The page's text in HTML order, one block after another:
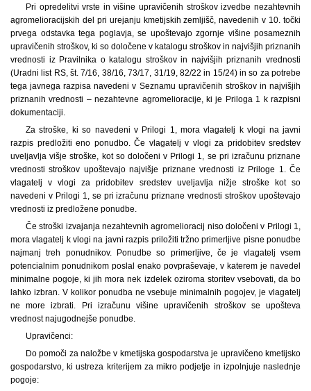
Pri opredelitvi vrste in višine upravičenih stroškov izvedbe nezahtevnih
agromelioracijskih del pri urejanju kmetijskih zemljišč, navedenih v 10. točki
prvega odstavka tega poglavja, se upoštevajo zgornje višine posameznih
upravičenih stroškov, ki so določene v katalogu stroškov in najvišjih priznanih
vrednosti iz Pravilnika o katalogu stroškov in najvišjih priznanih vrednosti
(Uradni list RS, št. 7/16, 38/16, 73/17, 31/19, 82/22 in 15/24) in so za potrebe
tega javnega razpisa navedeni v Seznamu upravičenih stroškov in najvišjih
priznanih vrednosti – nezahtevne agromelioracije, ki je Priloga 1 k razpisni
dokumentaciji.
Za stroške, ki so navedeni v Prilogi 1, mora vlagatelj k vlogi na javni
razpis predložiti eno ponudbo. Če vlagatelj v vlogi za pridobitev sredstev
uveljavlja višje stroške, kot so določeni v Prilogi 1, se pri izračunu priznane
vrednosti stroškov upoštevajo najvišje priznane vrednosti iz Priloge 1. Če
vlagatelj v vlogi za pridobitev sredstev uveljavlja nižje stroške kot so
navedeni v Prilogi 1, se pri izračunu priznane vrednosti stroškov upoštevajo
vrednosti iz predložene ponudbe.
Če stroški izvajanja nezahtevnih agromelioracij niso določeni v Prilogi 1,
mora vlagatelj k vlogi na javni razpis priložiti tržno primerljive pisne ponudbe
najmanj treh ponudnikov. Ponudbe so primerljive, če je vlagatelj vsem
potencialnim ponudnikom poslal enako povpraševaje, v katerem je navedel
minimalne pogoje, ki jih mora nek izdelek oziroma storitev vsebovati, da bo
lahko izbran. V kolikor ponudba ne vsebuje minimalnih pogojev, je vlagatelj
ne more izbrati. Pri izračunu višine upravičenih stroškov se upošteva
vrednost najugodnejše ponudbe.
Upravičenci:
Do pomoči za naložbe v kmetijska gospodarstva je upravičeno kmetijsko
gospodarstvo, ki ustreza kriterijem za mikro podjetje in izpolnjuje naslednje
pogoje: